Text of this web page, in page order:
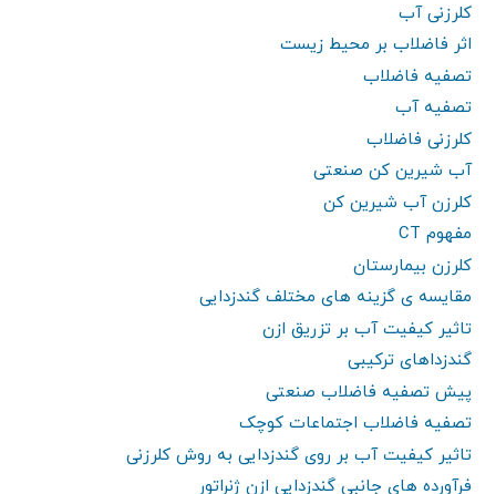
کلرزنی آب
اثر فاضلاب بر محیط زیست
تصفیه فاضلاب
تصفیه آب
کلرزنی فاضلاب
آب شیرین کن صنعتی
کلرزن آب شیرین کن
مفهوم CT
کلرزن بیمارستان
مقایسه ی گزینه های مختلف گندزدایی
تاثیر کیفیت آب بر تزریق ازن
گندزداهای ترکیبی
پیش تصفیه فاضلاب صنعتی
تصفیه فاضلاب اجتماعات کوچک
تاثیر کیفیت آب بر روی گندزدایی به روش کلرزنی
فرآورده های جانبی گندزدایی ازن ژنراتور